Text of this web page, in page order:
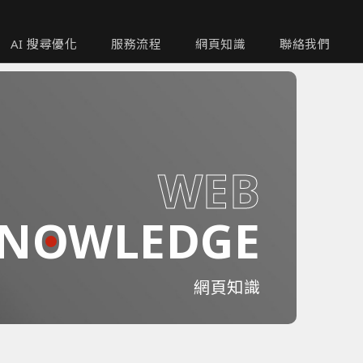
AI 搜尋優化 服務流程 網頁知識 聯絡我們
WEB
網頁知識